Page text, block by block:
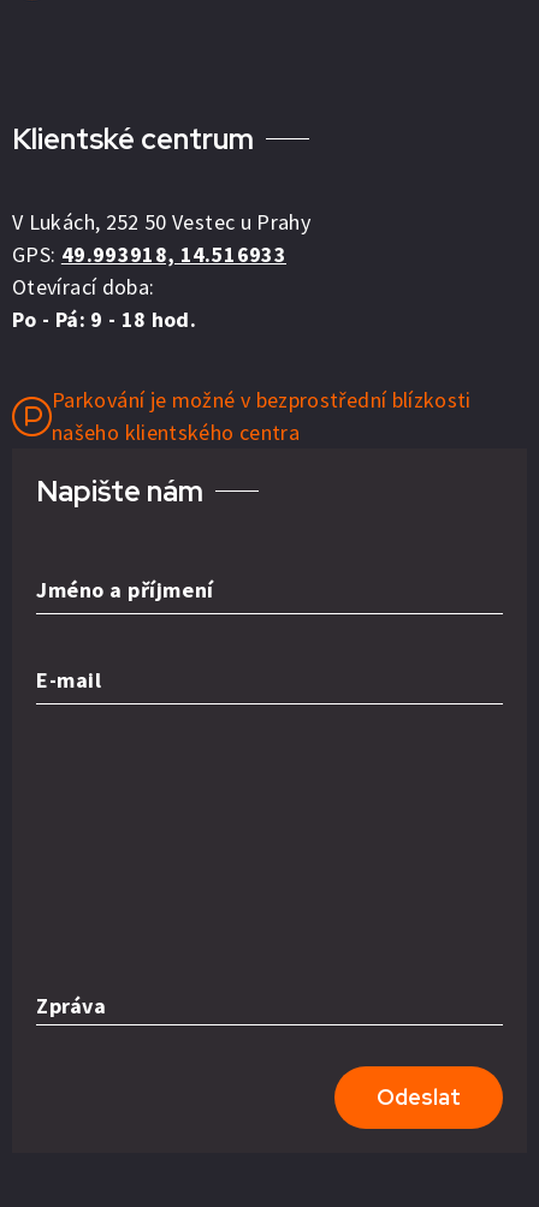
Klientské centrum
V Lukách, 252 50 Vestec u Prahy
GPS: 49.993918, 14.516933
Otevírací doba:
Po - Pá: 9 - 18 hod.
Parkování je možné v bezprostřední blízkosti
našeho klientského centra
Napište nám
Jméno a příjmení
E-mail
Zpráva
Odeslat